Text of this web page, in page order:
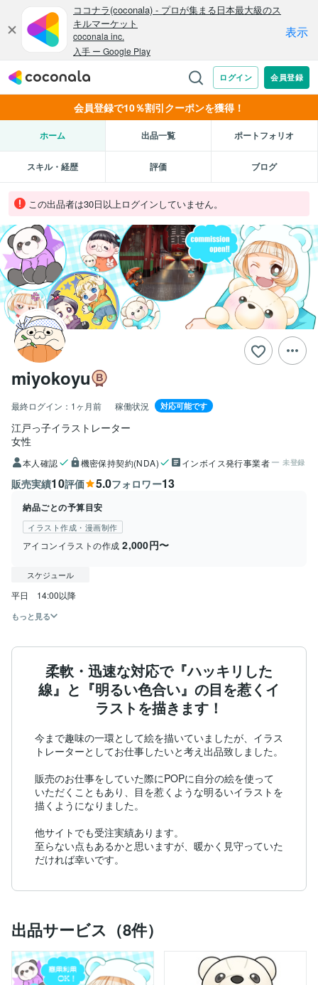
会員登録で10％割引クーポンを獲得！
ホーム 出品一覧 ポートフォリオ
スキル・経歴 評価 ブログ
この出品者は30日以上ログインしていません。
miyokoyu
最終ログイン： 1ヶ月前 稼働状況 対応可能です
江戸っ子イラストレーター
女性
本人確認 機密保持契約(NDA) インボイス発行事業者 未登録
販売実績10評価 5.0フォロワー13
納品ごとの予算目安
イラスト作成・漫画制作
アイコンイラストの作成 2,000円〜
スケジュール
平日　14:00以降
もっと見る
柔軟・迅速な対応で『ハッキリした
線』と『明るい色合い』の目を惹くイ
ラストを描きます！
今まで趣味の一環として絵を描いていましたが、イラス
トレーターとしてお仕事したいと考え出品致しました。
販売のお仕事をしていた際にPOPに自分の絵を使って
いただくこともあり、目を惹くような明るいイラストを
描くようになりました。
他サイトでも受注実績あります。
至らない点もあるかと思いますが、暖かく見守っていた
だければ幸いです。
出品サービス（8件）